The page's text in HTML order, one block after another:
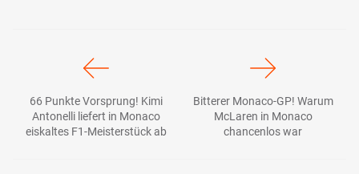
66 Punkte Vorsprung! Kimi
Antonelli liefert in Monaco
eiskaltes F1-Meisterstück ab
Bitterer Monaco-GP! Warum
McLaren in Monaco
chancenlos war